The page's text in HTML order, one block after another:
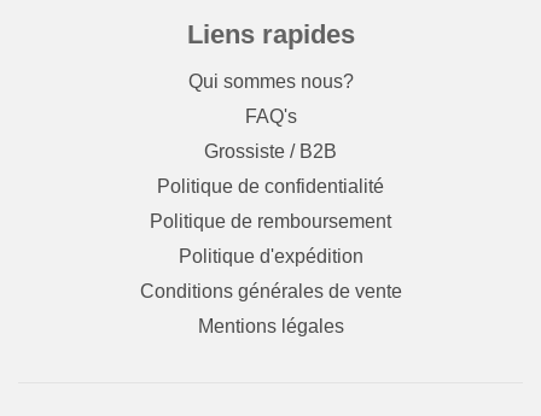
Liens rapides
Qui sommes nous?
FAQ's
Grossiste / B2B
Politique de confidentialité
Politique de remboursement
Politique d'expédition
Conditions générales de vente
Mentions légales